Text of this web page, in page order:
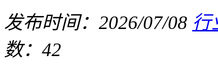
发布时间：2026/07/08 行
数：42